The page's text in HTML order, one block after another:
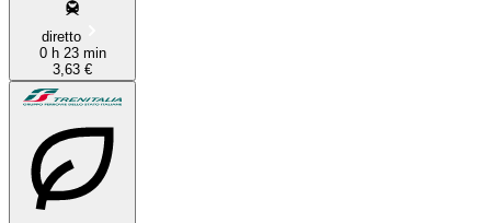
diretto
0 h 23 min
3,63 €